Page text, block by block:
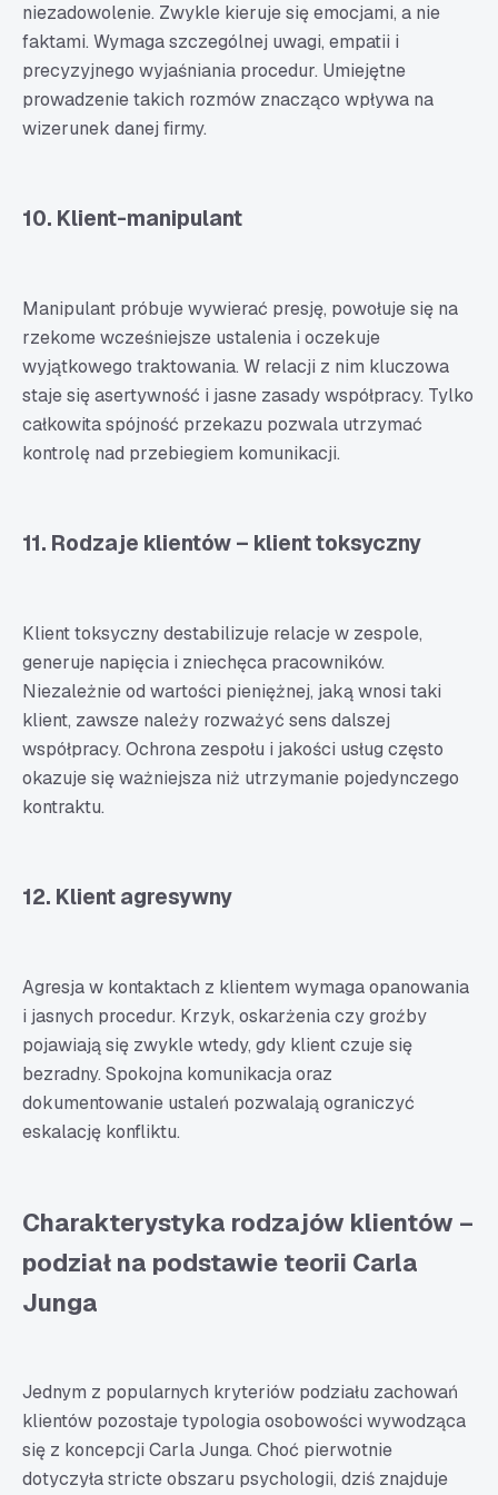
niezadowolenie. Zwykle kieruje się emocjami, a nie
faktami. Wymaga szczególnej uwagi, empatii i
precyzyjnego wyjaśniania procedur. Umiejętne
prowadzenie takich rozmów znacząco wpływa na
wizerunek danej firmy.
10. Klient-manipulant
Manipulant próbuje wywierać presję, powołuje się na
rzekome wcześniejsze ustalenia i oczekuje
wyjątkowego traktowania. W relacji z nim kluczowa
staje się asertywność i jasne zasady współpracy. Tylko
całkowita spójność przekazu pozwala utrzymać
kontrolę nad przebiegiem komunikacji.
11. Rodzaje klientów – klient toksyczny
Klient toksyczny destabilizuje relacje w zespole,
generuje napięcia i zniechęca pracowników.
Niezależnie od wartości pieniężnej, jaką wnosi taki
klient, zawsze należy rozważyć sens dalszej
współpracy. Ochrona zespołu i jakości usług często
okazuje się ważniejsza niż utrzymanie pojedynczego
kontraktu.
12. Klient agresywny
Agresja w kontaktach z klientem wymaga opanowania
i jasnych procedur. Krzyk, oskarżenia czy groźby
pojawiają się zwykle wtedy, gdy klient czuje się
bezradny. Spokojna komunikacja oraz
dokumentowanie ustaleń pozwalają ograniczyć
eskalację konfliktu.
Charakterystyka rodzajów klientów –
podział na podstawie teorii Carla
Junga
Jednym z popularnych kryteriów podziału zachowań
klientów pozostaje typologia osobowości wywodząca
się z koncepcji Carla Junga. Choć pierwotnie
dotyczyła stricte obszaru psychologii, dziś znajduje